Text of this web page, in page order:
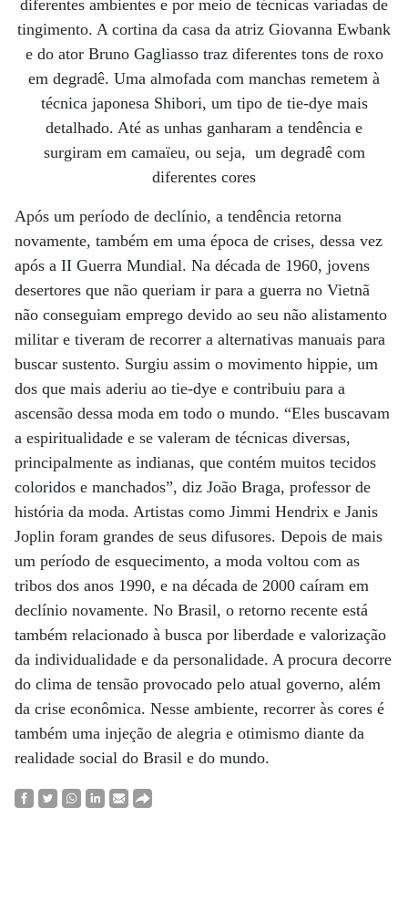
diferentes ambientes e por meio de técnicas variadas de
tingimento. A cortina da casa da atriz Giovanna Ewbank
e do ator Bruno Gagliasso traz diferentes tons de roxo
em degradê. Uma almofada com manchas remetem à
técnica japonesa Shibori, um tipo de tie-dye mais
detalhado. Até as unhas ganharam a tendência e
surgiram em camaïeu, ou seja, um degradê com
diferentes cores
Após um período de declínio, a tendência retorna
novamente, também em uma época de crises, dessa vez
após a II Guerra Mundial. Na década de 1960, jovens
desertores que não queriam ir para a guerra no Vietnã
não conseguiam emprego devido ao seu não alistamento
militar e tiveram de recorrer a alternativas manuais para
buscar sustento. Surgiu assim o movimento hippie, um
dos que mais aderiu ao tie-dye e contribuiu para a
ascensão dessa moda em todo o mundo. “Eles buscavam
a espiritualidade e se valeram de técnicas diversas,
principalmente as indianas, que contém muitos tecidos
coloridos e manchados”, diz João Braga, professor de
história da moda. Artistas como Jimmi Hendrix e Janis
Joplin foram grandes de seus difusores. Depois de mais
um período de esquecimento, a moda voltou com as
tribos dos anos 1990, e na década de 2000 caíram em
declínio novamente. No Brasil, o retorno recente está
também relacionado à busca por liberdade e valorização
da individualidade e da personalidade. A procura decorre
do clima de tensão provocado pelo atual governo, além
da crise econômica. Nesse ambiente, recorrer às cores é
também uma injeção de alegria e otimismo diante da
realidade social do Brasil e do mundo.